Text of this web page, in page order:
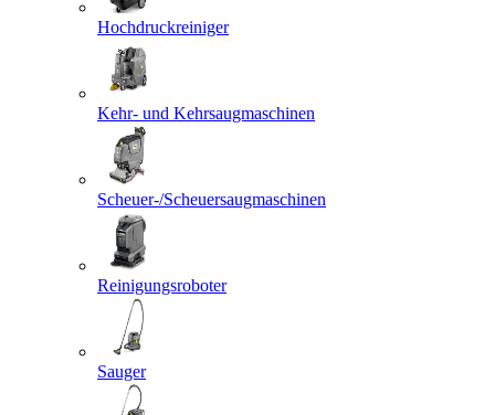
Hochdruckreiniger
Kehr- und Kehrsaugmaschinen
Scheuer-/Scheuersaugmaschinen
Reinigungsroboter
Sauger